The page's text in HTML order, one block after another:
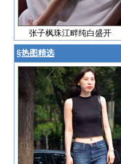
张子枫珠江畔纯白盛开
§热图精选